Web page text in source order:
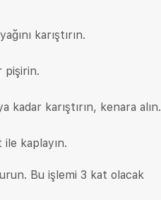
karıştırın.
pişirin.
kadar karıştırın, kenara alın.
ile kaplayın.
Bu işlemi 3 kat olacak